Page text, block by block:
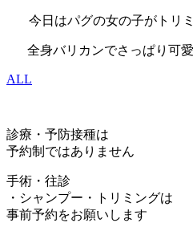
今日はパグの女の子がトリ
全身バリカンでさっぱり可
ALL
診療・予防接種は
予約制ではありません
手術・往診
・シャンプー・トリミングは
事前予約をお願いします